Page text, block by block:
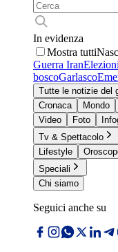
In evidenza
Mostra tutti
Guerra IranElezioni
boscoGarlasco
Tutte le notizie del
Cronaca
Mondo
Video
Foto
Tv & Spettacolo
Lifestyle
Speciali
Chi siamo
Seguici anche su